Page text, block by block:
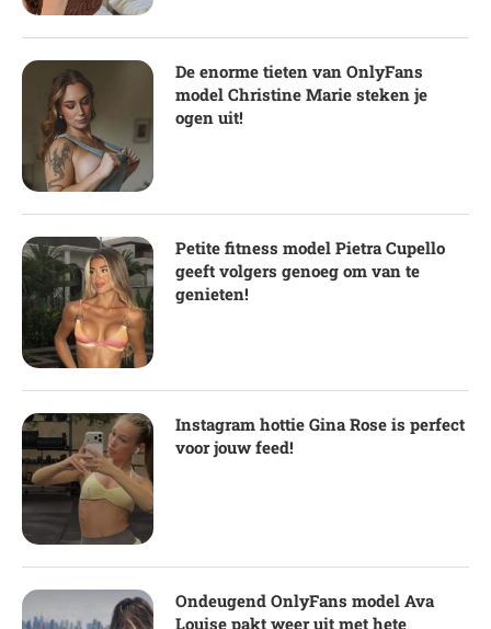
De enorme tieten van OnlyFans
model Christine Marie steken je
ogen uit!
Petite fitness model Pietra Cupello
geeft volgers genoeg om van te
genieten!
Instagram hottie Gina Rose is perfect
voor jouw feed!
Ondeugend OnlyFans model Ava
Louise pakt weer uit met hete